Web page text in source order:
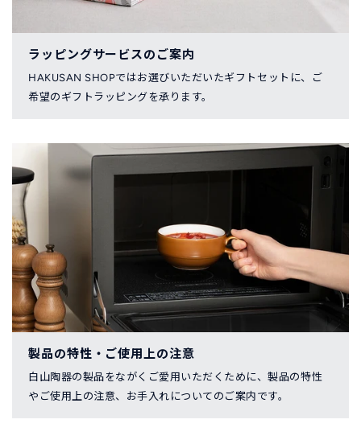
ラッピングサービスのご案内
HAKUSAN SHOPではお選びいただいたギフトセットに、ご
希望のギフトラッピングを承ります。
製品の特性・ご使用上の注意
白山陶器の製品をながくご愛用いただくために、製品の特性
やご使用上の注意、お手入れについてのご案内です。